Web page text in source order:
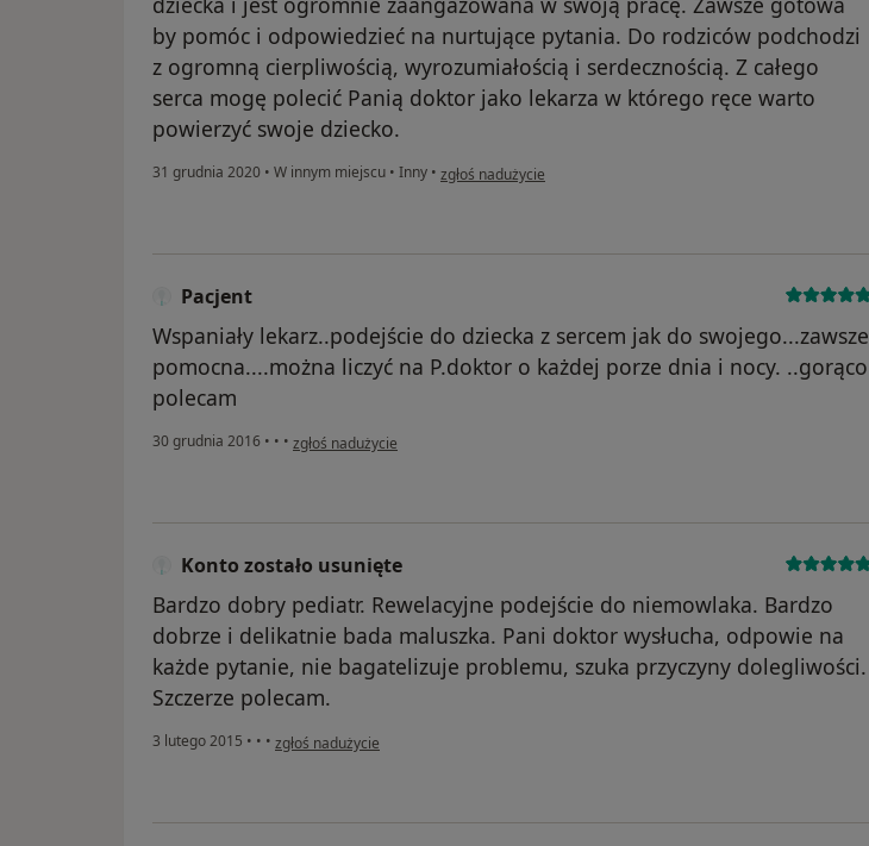
by pomóc i odpowiedzieć na nurtujące pytania. Do rodziców podchodzi
z ogromną cierpliwością, wyrozumiałością i serdecznością. Z całego
serca mogę polecić Panią doktor jako lekarza w którego ręce warto
powierzyć swoje dziecko.
31 grudnia 2020 • W innym miejscu • Inny • w opinii użytkownika Antoś z rodzicami
zgłoś nadużycie
Pacjent
Wspaniały lekarz..podejście do dziecka z sercem jak do swojego...zawsze
pomocna....można liczyć na P.doktor o każdej porze dnia i nocy. ..gorąco
polecam
30 grudnia 2016 • • • w opinii użytkownika Pacjent
zgłoś nadużycie
Konto zostało usunięte
Bardzo dobry pediatr. Rewelacyjne podejście do niemowlaka. Bardzo
dobrze i delikatnie bada maluszka. Pani doktor wysłucha, odpowie na
każde pytanie, nie bagatelizuje problemu, szuka przyczyny dolegliwości.
Szczerze polecam.
3 lutego 2015 • • • w opinii użytkownika Konto zostało usunięte
zgłoś nadużycie